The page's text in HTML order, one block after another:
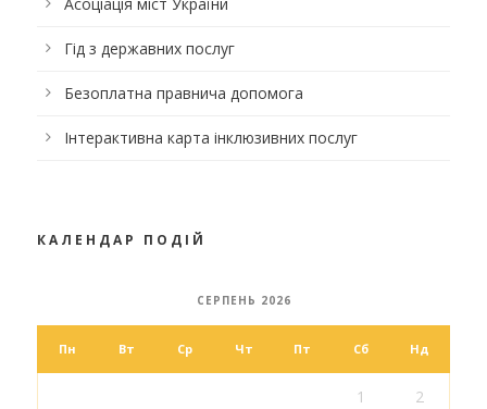
Гід з державних послуг
Безоплатна правнича допомога
Інтерактивна карта інклюзивних послуг
КАЛЕНДАР ПОДІЙ
СЕРПЕНЬ 2026
Пн Вт Ср Чт Пт Сб Нд
1 2